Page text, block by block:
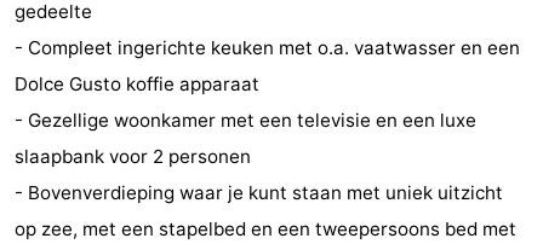
doen
-
Monumenten
-
gedeelte
- Compleet ingerichte keuken met o.a. vaatwasser en een
Dolce Gusto koffie apparaat
- Gezellige woonkamer met een televisie en een luxe
slaapbank voor 2 personen
- Bovenverdieping waar je kunt staan met uniek uitzicht
op zee, met een stapelbed en een tweepersoons bed met